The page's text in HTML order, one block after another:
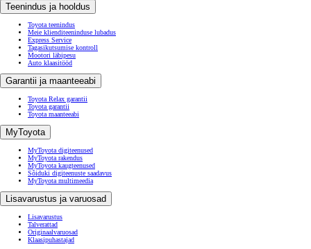
Teenindus ja hooldus
Toyota teenindus
Meie klienditeeninduse lubadus
Express Service
Tagasikutsumise kontroll
Mootori läbipesu
Auto klaasitööd
Garantii ja maanteeabi
Toyota Relax garantii
Toyota garantii
Toyota maanteeabi
MyToyota
MyToyota digiteenused
MyToyota rakendus
MyToyota kaugteenused
Sõiduki digiteenuste saadavus
MyToyota multimeedia
Lisavarustus ja varuosad
Lisavarustus
Talverattad
Originaalvaruosad
Klaasipuhastajad